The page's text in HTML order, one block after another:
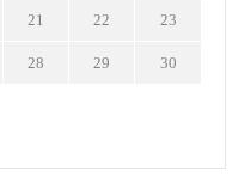
21 22 23
28 29 30